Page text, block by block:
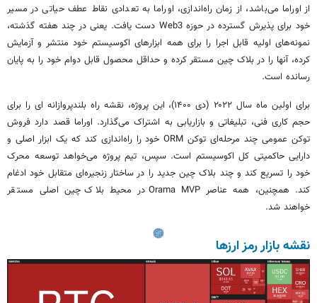
از اوراما می‌باشد، از زمان راه‌اندازی، اوراما به تعدادی نقاط عطف حیاتی در مسیر
خود برای پذیرش گسترده در حوزه Web3 دست یافت. یعنی در چند هفته گذشته،
نمونه‌های اولیه قابل اجرا را برای همه ابزارهای اکوسیستم خود منتشر و آزمایش
کرده، آنها را در بلاک چین مستقر کرده و حداقل محصول قابل دوام خود را به پایان
رسانده است.
برای اولین ماه سال ۲۰۲۲ (دی ۱۴۰۰)، این پروژه، نقشه راه بلندپروازانه ای را برای
حجم کاری فنی، تبلیغاتی و بازاریابی به اشتراک می‌گذارد. اوراما قصد دارد فروش
توکن عمومی چند مرحله‌ای توکن ORM خود را راه‌اندازی کند که یک ابزار اصلی و
دارایی حاکمیتی کل اکوسیستم است. سپس، تیم پروژه می‌خواهد توسعه محرک
خود را تسریع کند و چند بلاک چین جدید را در ساختار زنجیره‌ای متقابل خود ادغام
کند. همچنین، همه عناصر Orama MVP در محیط بلاک چین اصلی مستقر
خواهند شد.
نقشه بازار رمز ارزها